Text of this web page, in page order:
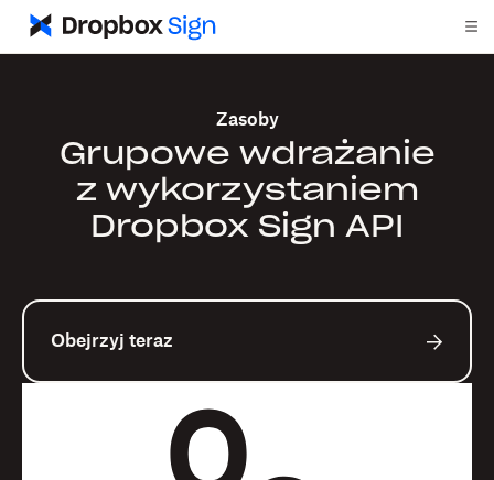
Zasoby
Grupowe wdrażanie
z wykorzystaniem
Dropbox Sign API
Obejrzyj teraz